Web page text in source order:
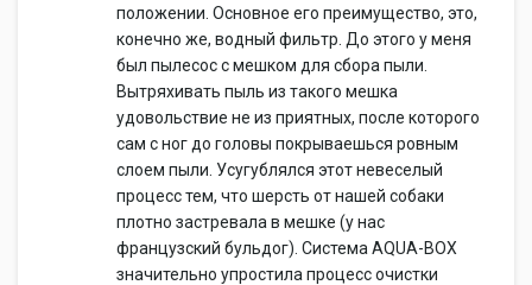
положении. Основное его преимущество, это,
конечно же, водный фильтр. До этого у меня
был пылесос с мешком для сбора пыли.
Вытряхивать пыль из такого мешка
удовольствие не из приятных, после которого
сам с ног до головы покрываешься ровным
слоем пыли. Усугублялся этот невеселый
процесс тем, что шерсть от нашей собаки
плотно застревала в мешке (у нас
французский бульдог). Система AQUA-BOX
значительно упростила процесс очистки